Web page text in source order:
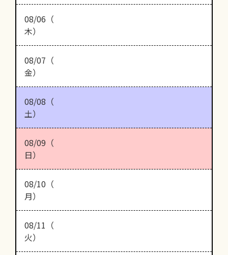
08/06（
木）
08/07（
金）
08/08（
土）
08/09（
日）
08/10（
月）
08/11（
火）